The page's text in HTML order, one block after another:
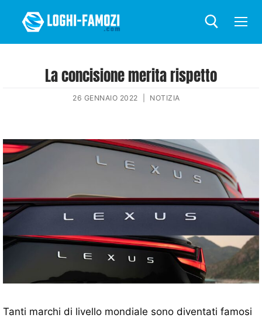
La concisione merita rispetto
26 GENNAIO 2022 NOTIZIA
Tanti marchi di livello mondiale sono diventati famosi